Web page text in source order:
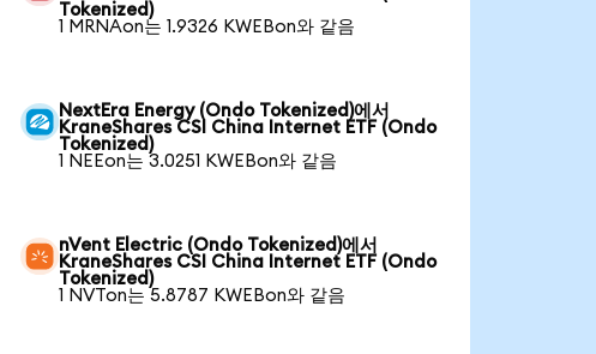
Tokenized)
1 MRNAon는 1.9326 KWEBon와 같음
NextEra Energy (Ondo Tokenized)에서
KraneShares CSI China Internet ETF (Ondo
Tokenized)
1 NEEon는 3.0251 KWEBon와 같음
nVent Electric (Ondo Tokenized)에서
KraneShares CSI China Internet ETF (Ondo
Tokenized)
1 NVTon는 5.8787 KWEBon와 같음